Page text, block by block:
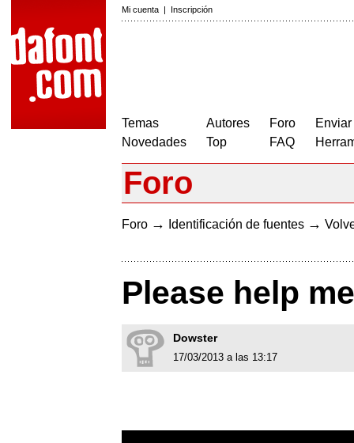
Mi cuenta | Inscripción
Temas
Novedades
Autores
Top
Foro
FAQ
Foro
Foro → Identificación de fuentes →
Please help
Dowster
17/03/2013 a las 13:17